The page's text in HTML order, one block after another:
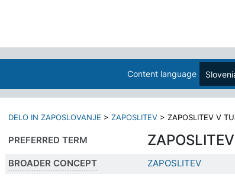
Content language
DELO IN ZAPOSLOVANJE > ZAPOSLITEV > ZAPOSLITEV V
PREFERRED TERM
BROADER CONCEPT
ZAPOSLITEV